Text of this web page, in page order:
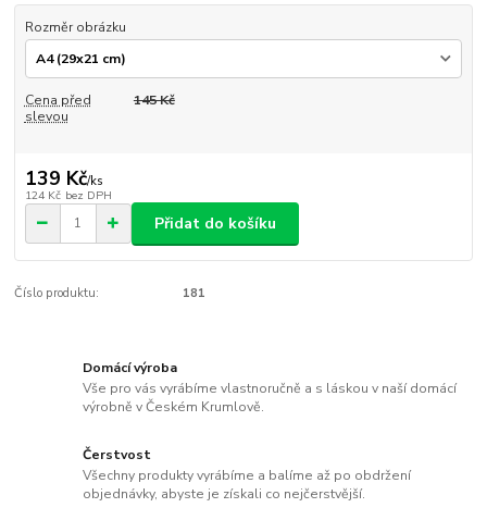
Rozměr obrázku
Cena před
slevou
145 Kč
139 Kč/ks
124 Kč bez DPH
Přidat do košíku
Číslo produktu: 181
Domácí výroba
Vše pro vás vyrábíme vlastnoručně a s láskou v naší domácí
výrobně v Českém Krumlově.
Čerstvost
Všechny produkty vyrábíme a balíme až po obdržení
objednávky, abyste je získali co nejčerstvější.